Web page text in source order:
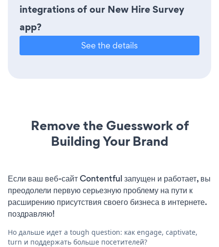
integrations of our New Hire Survey
app?
See the details
Remove the Guesswork of
Building Your Brand
Если ваш веб-сайт Contentful запущен и работает, вы
преодолели первую серьезную проблему на пути к
расширению присутствия своего бизнеса в интернете.
поздравляю!
Но дальше идет a tough question: как engage, captivate,
turn и поддержать больше посетителей?